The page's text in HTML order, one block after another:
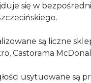
się w
są liczne
Castorama
usytuowane są